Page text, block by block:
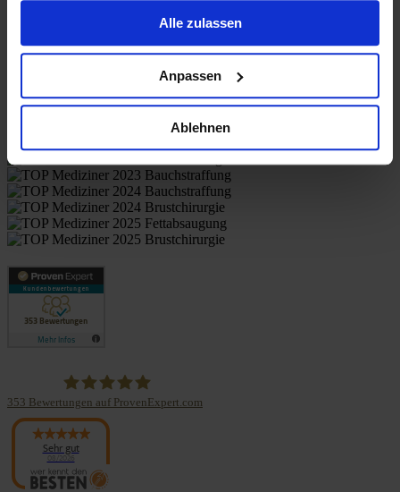
gesammelt haben.
Alle zulassen
Anpassen
Ablehnen
Отзывы пациентов
Panaesthetics
353 Bewertungen auf ProvenExpert.com
Sehr gut
08/2026